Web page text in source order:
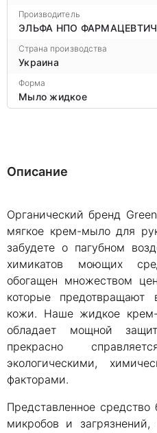
Производитель
ЭЛЬФА НПО
Страна производства
Украина
Форма
Мыло жидкое
Описание
Органический бренд
мягкое крем-мыло для
забудете о пагубном
химикатов моющих
обогащен множеством
которые
кожи. Наше жидкое
обладает мощной
прекрасно
экологическими,
факторами.
Представленное
микробов и загрязнений,